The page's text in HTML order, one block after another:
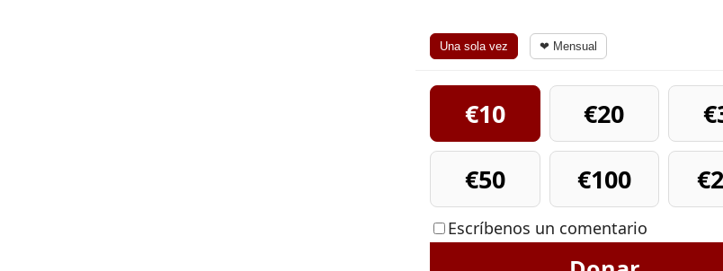
Una sola vez ❤ Mensual
€10 €20
€50
€100
Escríbenos un comentario